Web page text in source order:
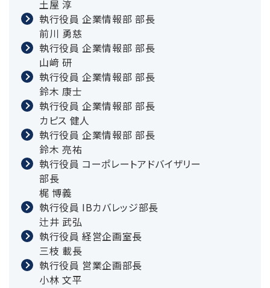
土屋 淳
執行役員 企業情報部 部長
前川 勇慈
執行役員 企業情報部 部長
山﨑 研
執行役員 企業情報部 部長
鈴木 康士
執行役員 企業情報部 部長
カピス 健人
執行役員 企業情報部 部長
鈴木 亮祐
執行役員 コーポレートアドバイザリー
部長
梶 博義
執行役員 IBカバレッジ部長
辻井 武弘
執行役員 経営企画室長
三枝 載長
執行役員 営業企画部長
小林 文平